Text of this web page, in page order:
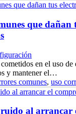
que dañan
en el uso
y mantener el…
comunes, uso
al arrancar